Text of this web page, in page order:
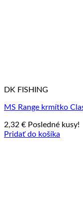
DK FISHING
MS Range krmítko
2,32 € Posledné kusy!
Pridať do košíka